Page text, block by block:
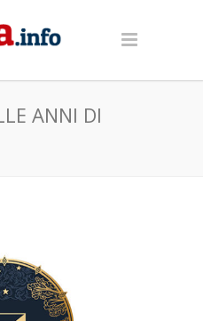
ANNI DI